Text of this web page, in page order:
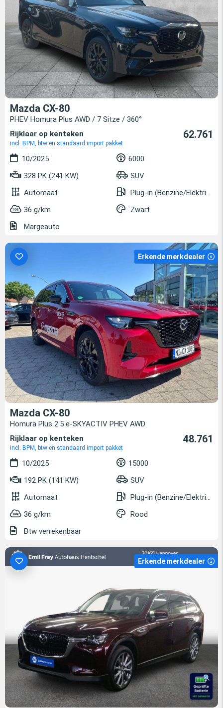
Mazda CX-80
PHEV Homura Plus AWD / 7 Sitze / 360°
Rijklaar op kenteken
incl. BPM, btw en standaard import pakket
62.761
10/2025
6000
328 PK (241 KW)
SUV
Automaat
Plug-in (Benzine/Elektrisch)
36 g/km
Zwart
Margeauto
Erkende merkdealer
Mazda CX-80
Homura Plus 2.5 e-SKYACTIV PHEV AWD
Rijklaar op kenteken
incl. BPM, btw en standaard import pakket
48.761
10/2025
15000
192 PK (141 KW)
SUV
Automaat
Plug-in (Benzine/Elektrisch)
36 g/km
Rood
Btw verrekenbaar
Erkende merkdealer